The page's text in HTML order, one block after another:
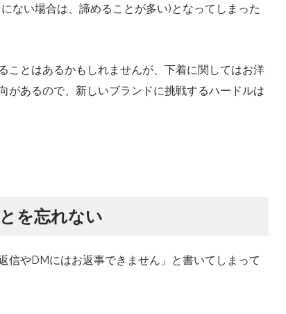
ない場合は、諦めることが多い)となってしまった
ことはあるかもしれませんが、下着に関してはお洋
があるので、新しいブランドに挑戦するハードルは
を忘れない
信やDMにはお返事できません」と書いてしまって